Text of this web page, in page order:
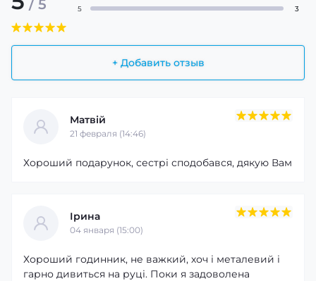
/ 5
+ Добавить отзыв
5 3
Матвій
21 февраля (14:46)
Хороший подарунок, сестрі сподобався, дякую Вам
Ірина
04 января (15:00)
Хороший годинник, не важкий, хоч і металевий і
гарно дивиться на руці. Поки я задоволена